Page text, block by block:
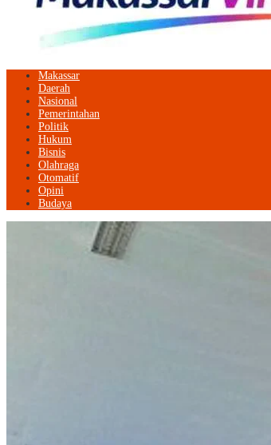
Makassar
Daerah
Nasional
Pemerintahan
Politik
Hukum
Bisnis
Olahraga
Otomatif
Opini
Budaya